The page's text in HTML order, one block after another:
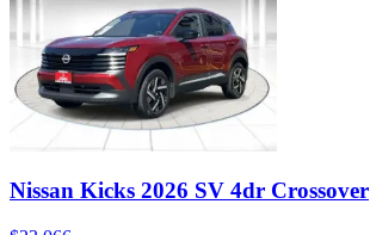
Nissan Kicks 2026 SV 4dr Crossover